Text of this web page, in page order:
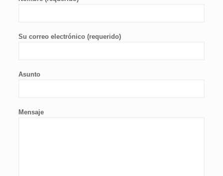
Su correo electrónico (requerido)
Asunto
Mensaje